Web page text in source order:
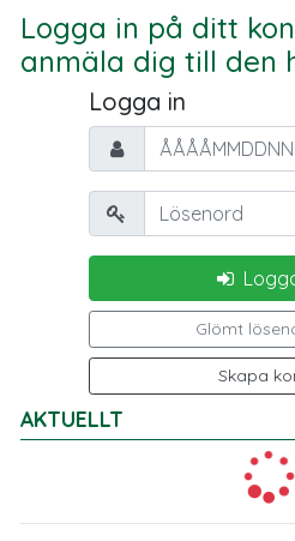
AKTUELLT
Logga in på ditt
anmäla dig till den
Logga in
Personnummer/
Lösenord
Glömt
Skapa